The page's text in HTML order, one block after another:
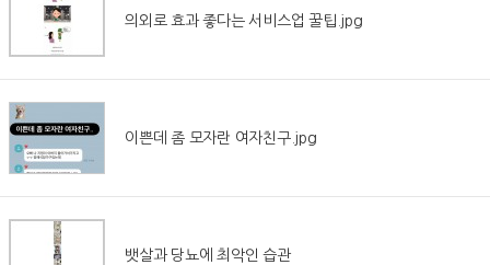
의외로 효과 좋다는 서비스업 꿀팁.jpg
이쁜데 좀 모자란 여자친구.jpg
뱃살과 당뇨에 최악인 습관